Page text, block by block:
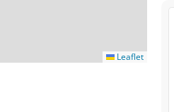
Leaflet